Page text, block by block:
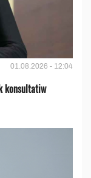
01.08.2026 - 12:04
konsultatiw